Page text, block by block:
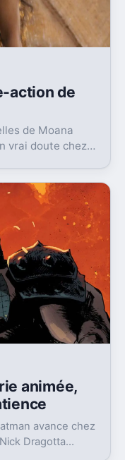
action de
de Moana
vrai doute chez
animée,
avance chez
Dragotta